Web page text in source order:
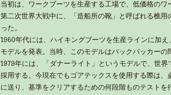
当初は、ワークブーツを生産する工場で、低価格のワ
第二次世界大戦中に、「造船所の靴」と呼ばれる樵用
った。
1960年代には、ハイキングブーツを生産ラインに加
モデルを発表。当時、このモデルはバックパッカーの
1979年には、「ダナーライト」というモデルで、世
採用する。今現在でもゴアテックスを使用する際は
に送り、基準をクリアするための何段階ものテストを